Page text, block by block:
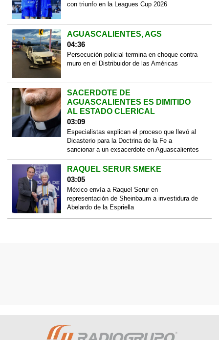
con triunfo en la Leagues Cup 2026
AGUASCALIENTES, AGS
04:36
Persecución policial termina en choque contra
muro en el Distribuidor de las Américas
SACERDOTE DE
AGUASCALIENTES ES DIMITIDO
AL ESTADO CLERICAL
03:09
Especialistas explican el proceso que llevó al
Dicasterio para la Doctrina de la Fe a
sancionar a un exsacerdote en Aguascalientes
RAQUEL SERUR SMEKE
03:05
México envía a Raquel Serur en
representación de Sheinbaum a investidura de
Abelardo de la Espriella